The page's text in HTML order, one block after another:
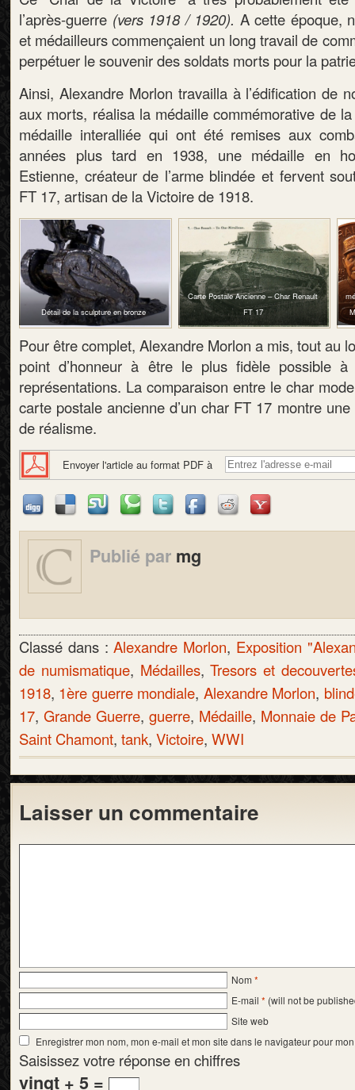
l’après-guerre (vers 1918 / 1920). A cette époque,
et médailleurs commençaient un long travail de
perpétuer le souvenir des soldats morts pour la
Ainsi, Alexandre Morlon travailla à l’édification de
aux morts, réalisa la médaille commémorative de
médaille interalliée qui ont été remises aux
années plus tard en 1938, une médaille en
Estienne, créateur de l’arme blindée et fervent
FT 17, artisan de la Victoire de 1918.
Détail de la sculpture en bronze
Carte Postale Ancienne – Char Renault
FT 17
Pour être complet, Alexandre Morlon a mis, tout au
point d’honneur à être le plus fidèle possible
représentations. La comparaison entre le char
carte postale ancienne d’un char FT 17 montre
de réalisme.
Envoyer l'article au format PDF à
Publié par mg
Classé dans :Alexandre Morlon, Exposition
de numismatique, Médailles,Tresors et
1918, 1ère guerre mondiale, Alexandre Morlon,
17, Grande Guerre, guerre, Médaille, Monnaie de
Saint Chamont, tank, Victoire, WWI
Laisser un commentaire
Nom *
E-mail * (will not be
Site web
Enregistrer mon nom, mon e-mail et mon site dans le navigateur pour
Saisissez votre réponse en chiffres
vingt + 5 =